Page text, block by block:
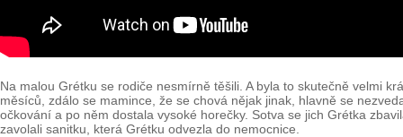
Na malou Grétku se rodiče nesmírně těšili. A byla to skutečně velmi
měsíců, zdálo se mamince, že se chová nějak jinak, hlavně se
očkování a po něm dostala vysoké horečky. Sotva se jich Grétka
zavolali sanitku, která Grétku odvezla do nemocnice.